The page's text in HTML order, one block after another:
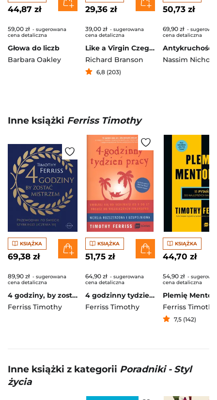
44,87 zł
59,00 zł - sugerowana
cena detaliczna
Głowa do liczb
Barbara Oakley
29,36 zł
39,00 zł - sugerowana
cena detaliczna
Like a Virgin Czego nie nauczą Cię w szkole biznesu
Richard Branson
6,8 (203)
50,73 zł
69,90 zł -
cena detaliczna
Inne książki Ferriss Timothy
KSIĄŻKA
69,38 zł
89,90 zł - sugerowana
cena detaliczna
4 godziny, by zostać mistrzem. Przewodnik po świecie szybkiego uczenia się
Ferriss Timothy
KSIĄŻKA
51,75 zł
64,90 zł - sugerowana
cena detaliczna
4 godzinny tydzień pracy Uwolnij się od schematu od 9 do 17. Dołącz do niezależnych finansowo.
Ferriss Timothy
KSIĄŻKA
44,70 zł
54,90 zł -
cena detaliczna
Ferriss Timothy
7,5 (142)
Inne książki z kategorii Poradniki - Styl
życia